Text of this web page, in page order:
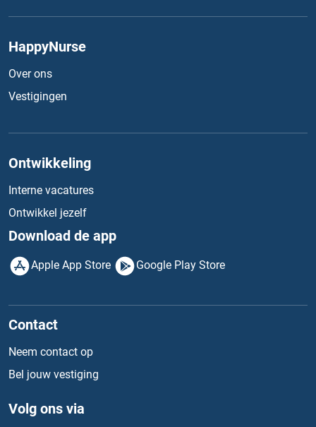
HappyNurse
Over ons
Vestigingen
Ontwikkeling
Interne vacatures
Ontwikkel jezelf
Download de app
Apple App Store Google Play Store
Contact
Neem contact op
Bel jouw vestiging
Volg ons via